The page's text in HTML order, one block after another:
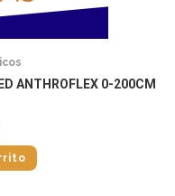
ANTHROFLEX 0-200CM